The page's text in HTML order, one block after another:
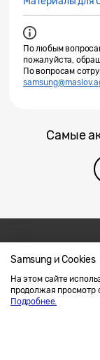
Samsung и Cookies
На этом сайте
продолжая просмотр
Подробнее.
По любым
пожалуйста,
По вопросам
Самые